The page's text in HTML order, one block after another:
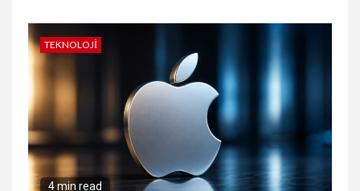
TEKNOLOJI
4 min read